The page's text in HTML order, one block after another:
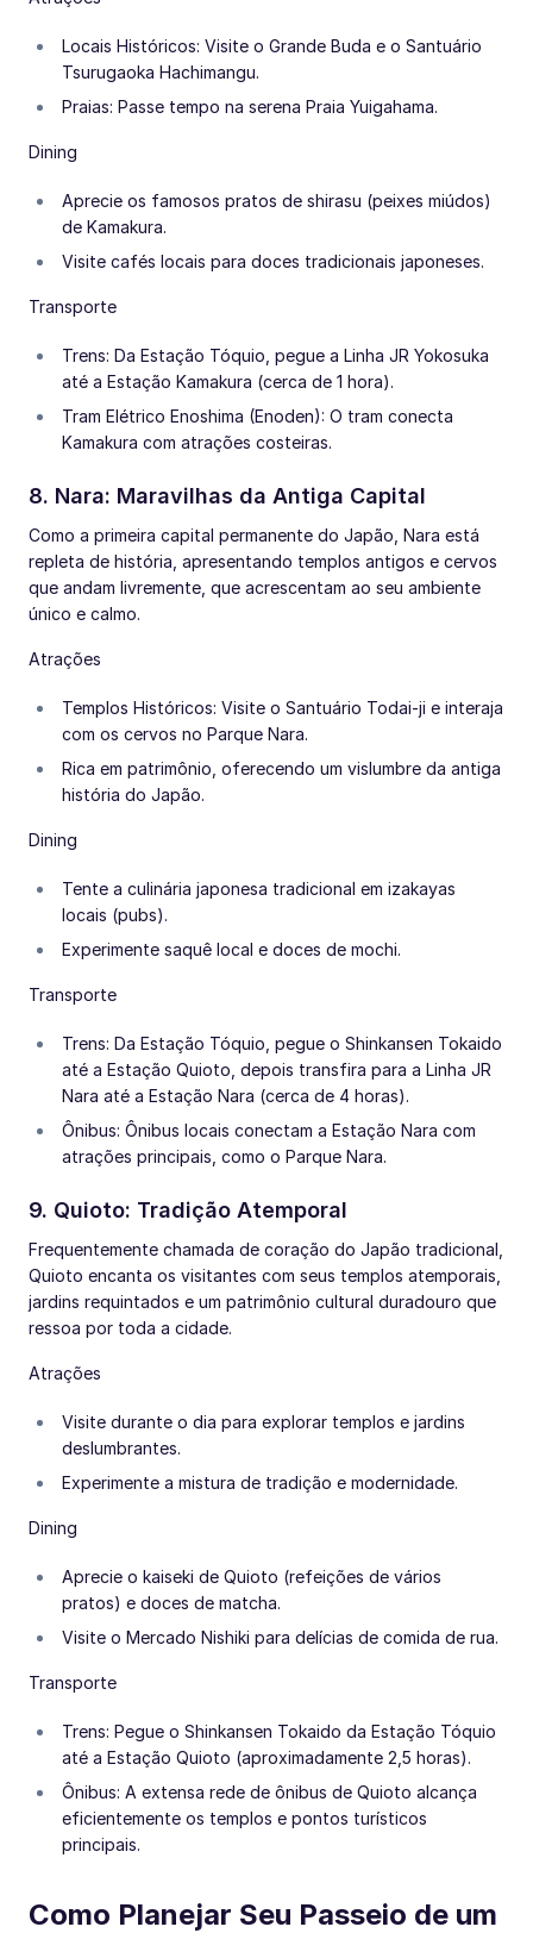
Locais Históricos: Visite o Grande Buda e o Santuário
Tsurugaoka Hachimangu.
Praias: Passe tempo na serena Praia Yuigahama.
Dining
Aprecie os famosos pratos de shirasu (peixes miúdos)
de Kamakura.
Visite cafés locais para doces tradicionais japoneses.
Transporte
Trens: Da Estação Tóquio, pegue a Linha JR Yokosuka
até a Estação Kamakura (cerca de 1 hora).
Tram Elétrico Enoshima (Enoden): O tram conecta
Kamakura com atrações costeiras.
8. Nara: Maravilhas da Antiga Capital
Como a primeira capital permanente do Japão, Nara está
repleta de história, apresentando templos antigos e cervos
que andam livremente, que acrescentam ao seu ambiente
único e calmo.
Atrações
Templos Históricos: Visite o Santuário Todai-ji e interaja
com os cervos no Parque Nara.
Rica em patrimônio, oferecendo um vislumbre da antiga
história do Japão.
Dining
Tente a culinária japonesa tradicional em izakayas
locais (pubs).
Experimente saquê local e doces de mochi.
Transporte
Trens: Da Estação Tóquio, pegue o Shinkansen Tokaido
até a Estação Quioto, depois transfira para a Linha JR
Nara até a Estação Nara (cerca de 4 horas).
Ônibus: Ônibus locais conectam a Estação Nara com
atrações principais, como o Parque Nara.
9. Quioto: Tradição Atemporal
Frequentemente chamada de coração do Japão tradicional,
Quioto encanta os visitantes com seus templos atemporais,
jardins requintados e um patrimônio cultural duradouro que
ressoa por toda a cidade.
Atrações
Visite durante o dia para explorar templos e jardins
deslumbrantes.
Experimente a mistura de tradição e modernidade.
Dining
Aprecie o kaiseki de Quioto (refeições de vários
pratos) e doces de matcha.
Visite o Mercado Nishiki para delícias de comida de rua.
Transporte
Trens: Pegue o Shinkansen Tokaido da Estação Tóquio
até a Estação Quioto (aproximadamente 2,5 horas).
Ônibus: A extensa rede de ônibus de Quioto alcança
eficientemente os templos e pontos turísticos
principais.
Como Planejar Seu Passeio de um